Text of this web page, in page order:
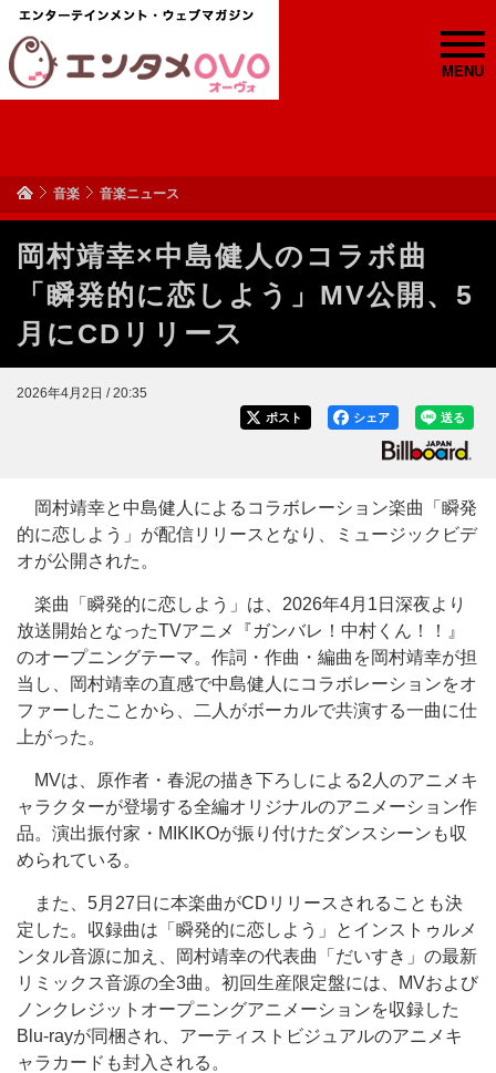
MENU
音楽 音楽ニュース
岡村靖幸×中島健人のコラボ曲
「瞬発的に恋しよう」MV公開、5
月にCDリリース
2026年4月2日 / 20:35
送る
シェア
ポスト
岡村靖幸と中島健人によるコラボレーション楽曲「瞬発
的に恋しよう」が配信リリースとなり、ミュージックビデ
オが公開された。
楽曲「瞬発的に恋しよう」は、2026年4月1日深夜より
放送開始となったTVアニメ『ガンバレ！中村くん！！』
のオープニングテーマ。作詞・作曲・編曲を岡村靖幸が担
当し、岡村靖幸の直感で中島健人にコラボレーションをオ
ファーしたことから、二人がボーカルで共演する一曲に仕
上がった。
MVは、原作者・春泥の描き下ろしによる2人のアニメキ
ャラクターが登場する全編オリジナルのアニメーション作
品。演出振付家・MIKIKOが振り付けたダンスシーンも収
められている。
また、5月27日に本楽曲がCDリリースされることも決
定した。収録曲は「瞬発的に恋しよう」とインストゥルメ
ンタル音源に加え、岡村靖幸の代表曲「だいすき」の最新
リミックス音源の全3曲。初回生産限定盤には、MVおよび
ノンクレジットオープニングアニメーションを収録した
Blu-rayが同梱され、アーティストビジュアルのアニメキ
ャラカードも封入される。